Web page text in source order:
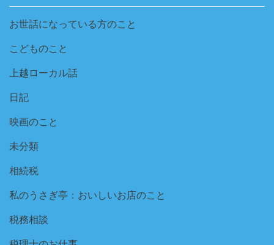
お世話になっている方のこと
こどものこと
上越ローカル話
日記
映画のこと
未分類
相続税
私のうさぎ亭：おいしいお店のこと
税務相談